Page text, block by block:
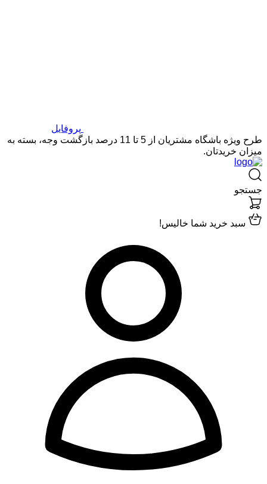
پروفایل
طرح ویژه باشگاه مشتریان از 5 تا 11 درصد بازگشت وجه، بسته به
میزان خریدتان.
جستجو
سبد خرید شما خالیس!